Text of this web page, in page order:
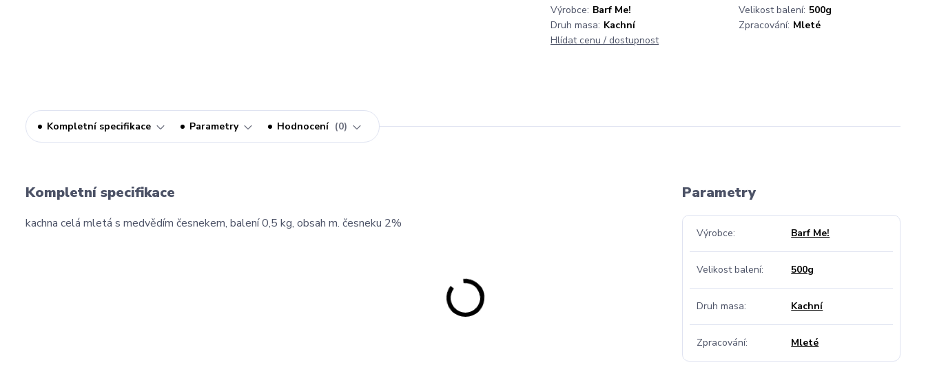
Výrobce: Barf Me! Velikost balení: 500g
Druh masa: Kachní Zpracování: Mleté
Hlídat cenu / dostupnost
Kompletní specifikace Parametry Hodnocení 0
Kompletní specifikace
kachna celá mletá s medvědím česnekem, balení 0,5 kg, obsah m. česneku 2%
Parametry
Výrobce Barf Me!
Velikost balení 500g
Druh masa Kachní
Zpracování Mleté